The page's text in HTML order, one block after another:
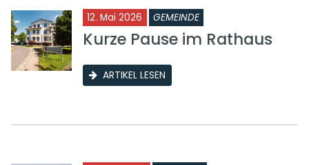
12. Mai 2026 GEMEINDE
Kurze Pause im Rathaus
ARTIKEL LESEN